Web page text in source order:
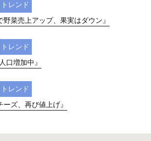
トレンド
菜売上アップ、果実はダウン』
トレンド
増加中』
トレンド
ズ、再び値上げ』